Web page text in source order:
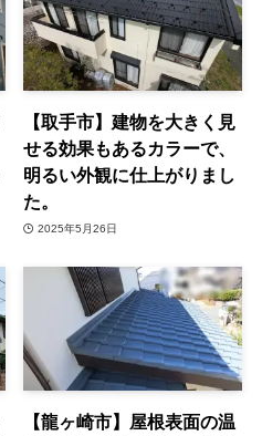
【取手市】建物を大きく見
せる効果もあるカラーで、
明るい外観に仕上がりまし
た。
2025年5月26日
【龍ヶ崎市】屋根表面の温